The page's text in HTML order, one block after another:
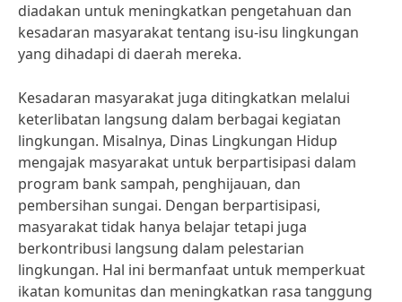
diadakan untuk meningkatkan pengetahuan dan
kesadaran masyarakat tentang isu-isu lingkungan
yang dihadapi di daerah mereka.
Kesadaran masyarakat juga ditingkatkan melalui
keterlibatan langsung dalam berbagai kegiatan
lingkungan. Misalnya, Dinas Lingkungan Hidup
mengajak masyarakat untuk berpartisipasi dalam
program bank sampah, penghijauan, dan
pembersihan sungai. Dengan berpartisipasi,
masyarakat tidak hanya belajar tetapi juga
berkontribusi langsung dalam pelestarian
lingkungan. Hal ini bermanfaat untuk memperkuat
ikatan komunitas dan meningkatkan rasa tanggung